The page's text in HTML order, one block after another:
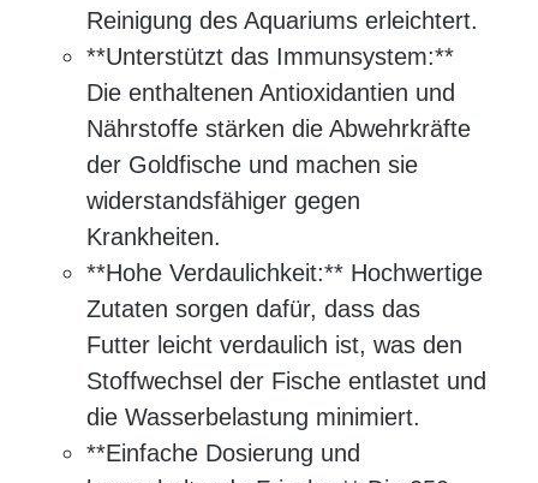
Reinigung des Aquariums erleichtert.
**Unterstützt das Immunsystem:**
Die enthaltenen Antioxidantien und
Nährstoffe stärken die Abwehrkräfte
der Goldfische und machen sie
widerstandsfähiger gegen
Krankheiten.
**Hohe Verdaulichkeit:** Hochwertige
Zutaten sorgen dafür, dass das
Futter leicht verdaulich ist, was den
Stoffwechsel der Fische entlastet und
die Wasserbelastung minimiert.
**Einfache Dosierung und